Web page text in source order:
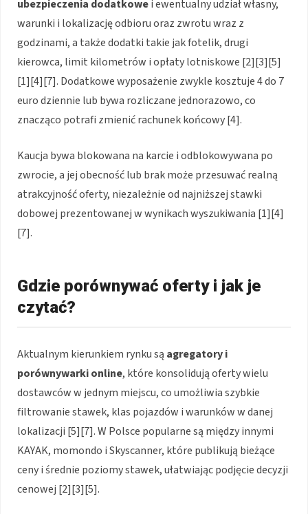
ubezpieczenia dodatkowei ewentualny udział własny,
warunki i lokalizację odbioru oraz zwrotu wraz z
godzinami, a także dodatki takie jak fotelik, drugi
kierowca, limit kilometrów i opłaty lotniskowe [2][3][5]
[1][4][7]. Dodatkowe wyposażenie zwykle kosztuje 4 do 7
euro dziennie lub bywa rozliczane jednorazowo, co
znacząco potrafi zmienić rachunek końcowy [4].
Kaucja bywa blokowana na karcie i odblokowywana po
zwrocie, a jej obecność lub brak może przesuwać realną
atrakcyjność oferty, niezależnie od najniższej stawki
dobowej prezentowanej w wynikach wyszukiwania [1][4]
[7].
Gdzie porównywać oferty i jak je
czytać?
Aktualnym kierunkiem rynku są agregatory i
porównywarki online, które konsolidują oferty wielu
dostawców w jednym miejscu, co umożliwia szybkie
filtrowanie stawek, klas pojazdów i warunków w danej
lokalizacji [5][7]. W Polsce popularne są między innymi
KAYAK, momondo i Skyscanner, które publikują bieżące
ceny i średnie poziomy stawek, ułatwiając podjęcie decyzji
cenowej [2][3][5].